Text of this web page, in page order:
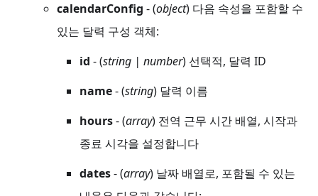
calendarConfig - (object) 다음 속성을 포함할 수
있는 달력 구성 객체:
id - (string | number) 선택적, 달력 ID
name- (string) 달력 이름
hours- (array) 전역 근무 시간 배열, 시작과
종료 시각을 설정합니다
dates- (array) 날짜 배열로, 포함될 수 있는